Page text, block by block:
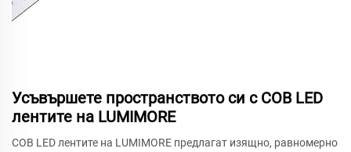
Усъвършете пространството си с COB LED
лентите на LUMIMORE
COB LED лентите на LUMIMORE предлагат изящно, равномерно